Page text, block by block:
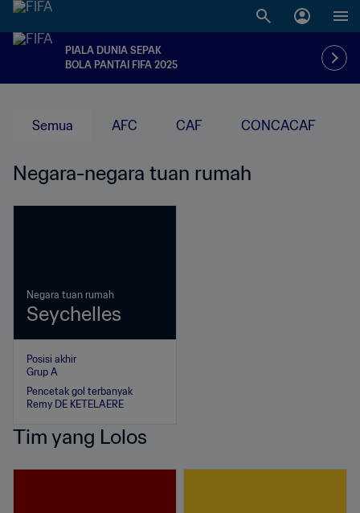
PIALA DUNIA SEPAK
BOLA PANTAI FIFA 2025
Semua AFC CAF CONCACAF
Negara-negara tuan rumah
Negara tuan rumah
Seychelles
Posisi akhir
Grup A
Pencetak gol terbanyak
Remy DE KETELAERE
Tim yang Lolos